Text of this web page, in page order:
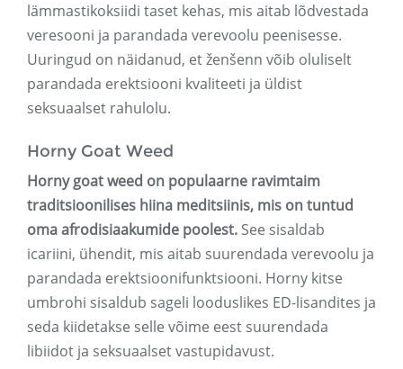
lämmastikoksiidi taset kehas, mis aitab lõdvestada
veresooni ja parandada verevoolu peenisesse.
Uuringud on näidanud, et ženšenn võib oluliselt
parandada erektsiooni kvaliteeti ja üldist
seksuaalset rahulolu.
Horny Goat Weed
Horny goat weed on populaarne ravimtaim
traditsioonilises hiina meditsiinis, mis on tuntud
oma afrodisiaakumide poolest. See sisaldab
icariini, ühendit, mis aitab suurendada verevoolu ja
parandada erektsioonifunktsiooni. Horny kitse
umbrohi sisaldub sageli looduslikes ED-lisandites ja
seda kiidetakse selle võime eest suurendada
libiidot ja seksuaalset vastupidavust.